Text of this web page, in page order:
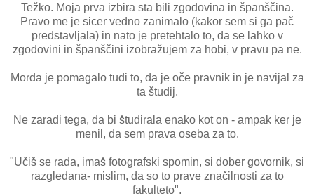
Težko. Moja prva izbira sta bili zgodovina in španščina.
Pravo me je sicer vedno zanimalo (kakor sem si ga pač
predstavljala) in nato je pretehtalo to, da se lahko v
zgodovini in španščini izobražujem za hobi, v pravu pa ne.
Morda je pomagalo tudi to, da je oče pravnik in je navijal za
ta študij.
Ne zaradi tega, da bi študirala enako kot on - ampak ker je
menil, da sem prava oseba za to.
"Učiš se rada, imaš fotografski spomin, si dober govornik, si
razgledana- mislim, da so to prave značilnosti za to
fakulteto".